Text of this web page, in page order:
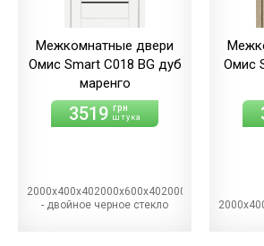
Межкомнатные двери
Омис Smart С018 BG дуб
маренго
3519 грн
штука
- двойное черное стекло
Омис